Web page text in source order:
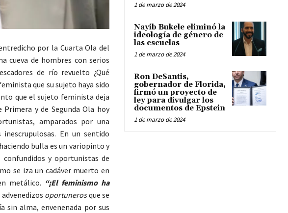
por la Cuarta Ola del
cueva de hombres con serios
de río revuelto ¿Qué
que su sujeto haya sido
que el sujeto feminista deja
y de Segunda Ola hoy
amparados por una
En un sentido
bulla es un variopinto y
y oportunistas de
se iza un cadáver muerto en
metálico. “¡El feminismo ha
oportunerosque se
sin alma, envenenada por sus
1 de marzo de 2024
Nayib Bukele eliminó la
ideología de género de
las escuelas
1 de marzo de 2024
Ron DeSantis,
gobernador de Florida,
firmó un proyecto de
ley para divulgar los
documentos de Epstein
1 de marzo de 2024